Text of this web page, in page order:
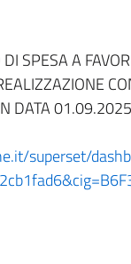
SPESA A
DATA
superset/